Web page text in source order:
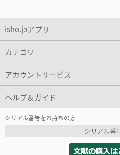
isho.jpアプリ
カテゴリー
アカウントサービス
ヘルプ＆ガイド
シリアル番号をお持ちの方
シリアル番